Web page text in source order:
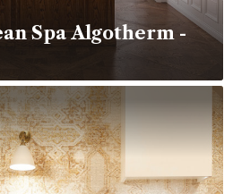
Spa Algotherm -